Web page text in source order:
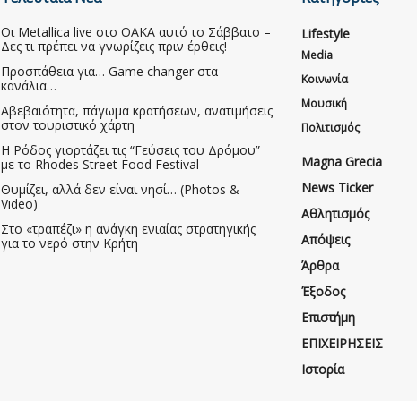
Οι Metallica live στο ΟΑΚΑ αυτό το Σάββατο –
Δες τι πρέπει να γνωρίζεις πριν έρθεις!
Προσπάθεια για… Game changer στα
κανάλια…
Αβεβαιότητα, πάγωμα κρατήσεων, ανατιμήσεις
στον τουριστικό χάρτη
Η Ρόδος γιορτάζει τις “Γεύσεις του Δρόμου”
με το Rhodes Street Food Festival
Θυμίζει, αλλά δεν είναι νησί… (Photos &
Video)
Στο «τραπέζι» η ανάγκη ενιαίας στρατηγικής
για το νερό στην Κρήτη
Lifestyle
Media
Κοινωνία
Μουσική
Πολιτισμός
Magna Grecia
News Ticker
Αθλητισμός
Απόψεις
Άρθρα
Έξοδος
Επιστήμη
ΕΠΙΧΕΙΡΗΣΕΙΣ
Ιστορία